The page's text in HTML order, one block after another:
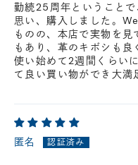
勤続25周年ということ
思い、購入しました。
ものの、本店で実物を
もあり、革のキボシも良
使い始めて2週間くらい
て良い買い物ができ大満
匿名